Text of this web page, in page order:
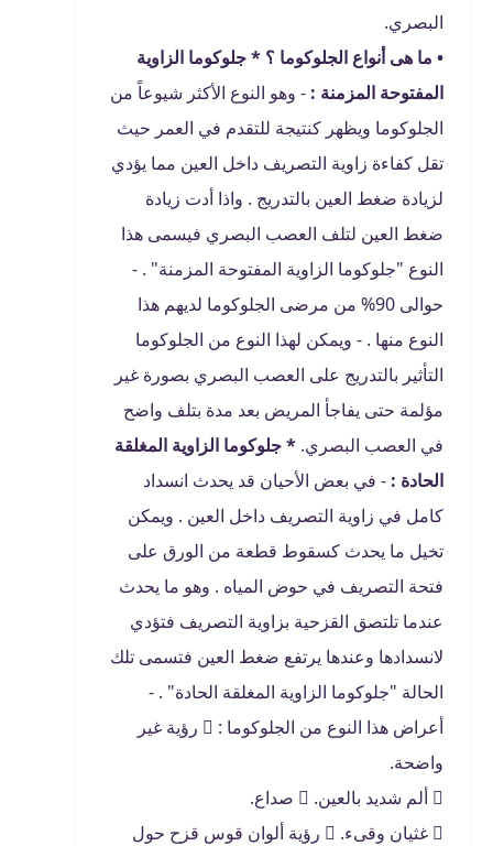
البصري.
• ما هى أنواع الجلوكوما ؟ * جلوكوما الزاوية
المفتوحة المزمنة : - وهو النوع الأكثر شيوعاً من
الجلوكوما ويظهر كنتيجة للتقدم في العمر حيث
تقل كفاءة زاوية التصريف داخل العين مما يؤدي
لزيادة ضغط العين بالتدريج . واذا أدت زيادة
ضغط العين لتلف العصب البصري فيسمى هذا
النوع "جلوكوما الزاوية المفتوحة المزمنة" . -
حوالى 90% من مرضى الجلوكوما لديهم هذا
النوع منها . - ويمكن لهذا النوع من الجلوكوما
التأثير بالتدريج على العصب البصري بصورة غير
مؤلمة حتى يفاجأ المريض بعد مدة بتلف واضح
في العصب البصري. * جلوكوما الزاوية المغلقة
الحادة : - في بعض الأحيان قد يحدث انسداد
كامل في زاوية التصريف داخل العين . ويمكن
تخيل ما يحدث كسقوط قطعة من الورق على
فتحة التصريف في حوض المياه . وهو ما يحدث
عندما تلتصق القزحية بزاوية التصريف فتؤدي
لانسدادها وعندها يرتفع ضغط العين فتسمى تلك
الحالة "جلوكوما الزاوية المغلقة الحادة" . -
أعراض هذا النوع من الجلوكوما :  رؤية غير
واضحة.
 ألم شديد بالعين.  صداع.
 غثيان وقىء.  رؤية ألوان قوس قزح حول